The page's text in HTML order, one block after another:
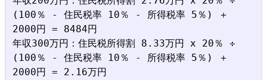
(100％ - 住民税率 10％ - 所得税率 5％) ＋
2000円 = 8484円
年収300万円：住民税所得割 8.33万円 x 20％ ÷
(100％ - 住民税率 10％ - 所得税率 5％) ＋
2000円 = 2.16万円